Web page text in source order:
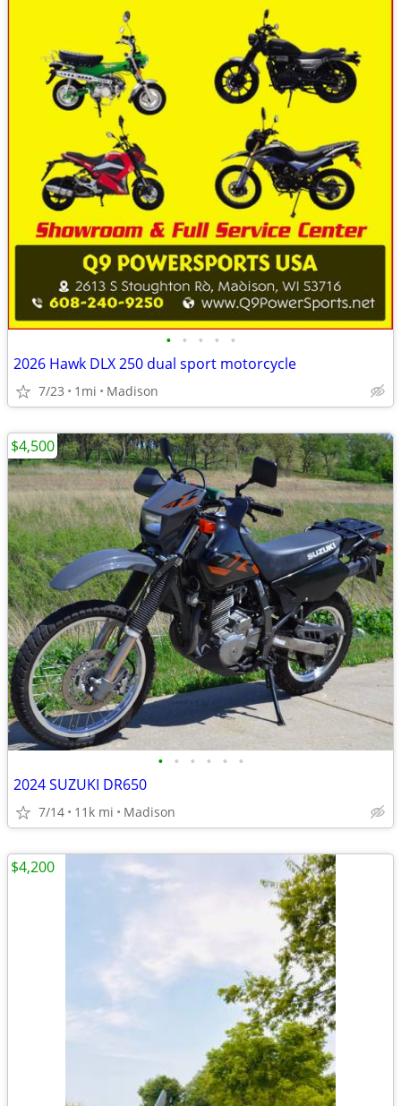
• • • • •
2026 Hawk DLX 250 dual sport motorcycle
7/23 1mi Madison
• • • • • •
2024 SUZUKI DR650
7/14 11k mi Madison
$4,500
$4,200